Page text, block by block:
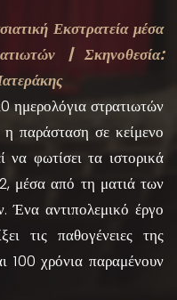
Εκστρατεία μέσα
| Σκηνοθεσία:
ημερολόγια στρατιωτών
η παράσταση σε κείμενο
να φωτίσει τα ιστορικά
μέσα από τη ματιά των
αντιπολεμικό έργο
τις παθογένειες της
100 χρόνια παραμένουν